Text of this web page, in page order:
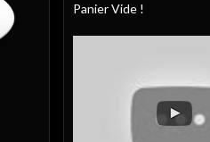
Panier Vide !